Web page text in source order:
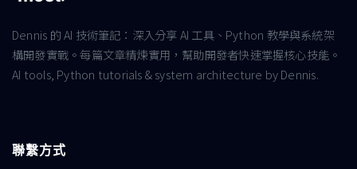
Dennis 的 AI 技術筆記：深入分享 AI 工具、Python 教學與系統架
構開發實戰。每篇文章精煉實用，幫助開發者快速掌握核心技能。
AI tools, Python tutorials & system architecture by Dennis.
聯繫方式